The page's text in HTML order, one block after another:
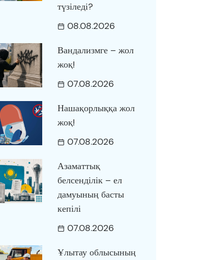
түзіледі?
08.08.2026
Вандализмге – жол
жоқ!
07.08.2026
Нашақорлыққа жол
жоқ!
07.08.2026
Азаматтық
белсенділік – ел
дамуының басты
кепілі
07.08.2026
Ұлытау облысының